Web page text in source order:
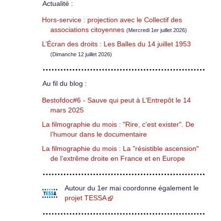
Actualité :
Hors-service : projection avec le Collectif des
associations citoyennes (Mercredi 1er juillet 2026)
L’Écran des droits : Les Balles du 14 juillet 1953
(Dimanche 12 juillet 2026)
Au fil du blog :
Bestofdoc#6 - Sauve qui peut à L’Entrepôt le 14
mars 2025
La filmographie du mois : "Rire, c’est exister". De
l’humour dans le documentaire
La filmographie du mois : La "résistible ascension"
de l’extrême droite en France et en Europe
Autour du 1er mai coordonne également le
projet TESSA